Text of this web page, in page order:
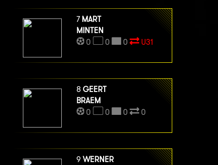
7 MART
MINTEN
0
0 0 U31
8 GEERT
BRAEM
0
0 0 0
9 WERNER